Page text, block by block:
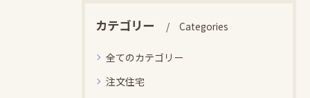
カテゴリー Categories
全てのカテゴリー
注文住宅